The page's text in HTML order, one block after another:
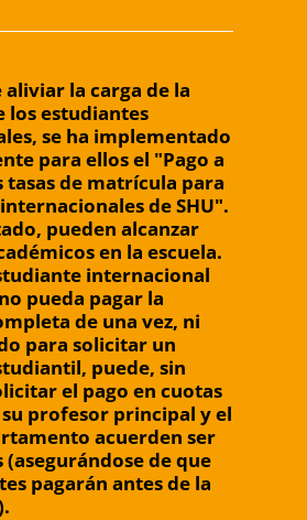
aliviar la carga de la
los estudiantes
se ha implementado
para ellos el "Pago a
tasas de matrícula para
de SHU".
pueden alcanzar
en la escuela.
internacional
pueda pagar la
de una vez, ni
para solicitar un
puede, sin
el pago en cuotas
su profesor principal y el
acuerden ser
(asegurándose de que
pagarán antes de la